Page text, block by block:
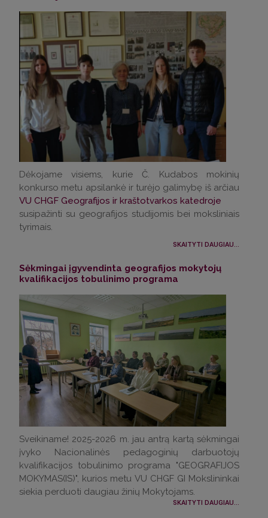
Dėkojame visiems, kurie Č. Kudabos mokinių
konkurso metu apsilankė
VU CHGF Geografijos ir kraštotvarkos katedroje
ir turėjo galimybę iš arčiau
susipažinti su geografijos studijomis bei moksliniais
tyrimais.
SKAITYTI DAUGIAU...
Sėkmingai įgyvendinta geografijos mokytojų
kvalifikacijos tobulinimo programa
Sveikiname! 2025-2026 m. jau antrą kartą sėkmingai
įvyko Nacionalinės pedagoginių darbuotojų
kvalifikacijos tobulinimo programa "GEOGRAFIJOS
MOKYMAS(IS)", kurios metu VU CHGF GI Mokslininkai
siekia perduoti daugiau žinių Mokytojams.
SKAITYTI DAUGIAU...